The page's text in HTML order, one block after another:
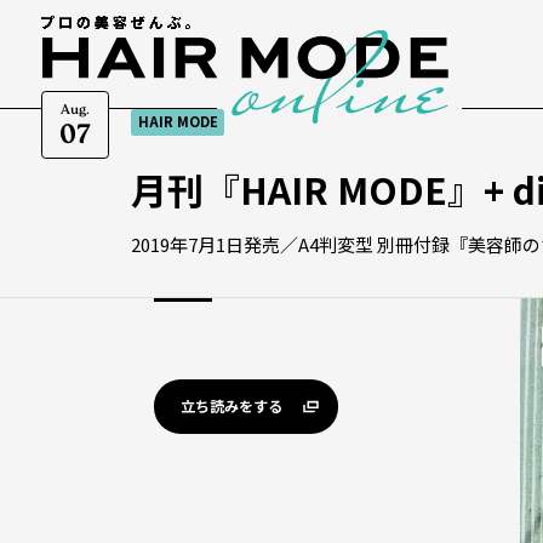
Aug.
07 HAIR MODE
月刊『HAIR MODE』+
2019年7月1日発売／A4判変型 別冊付録『美容師
立ち読みをする